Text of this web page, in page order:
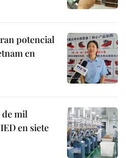
potencial
en
de mil
en siete